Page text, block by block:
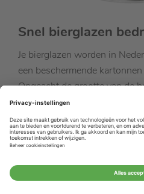
Snel bierglazen
Je bierglazen worden in
een beschermende
Ongeacht de grootte van de
bieden mooie bierglazen met
decoratiemogelijkheden.
garant voor snelle levertijden
producten tegen een
levertijdenkun je zien
verwachten.